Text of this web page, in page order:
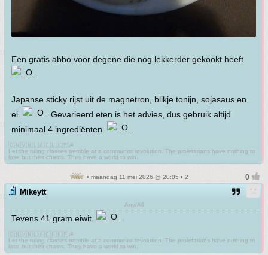
Een gratis abbo voor degene die nog lekkerder gekookt heeft
Japanse sticky rijst uit de magnetron, blikje tonijn, sojasaus en
ei.
Gevarieerd eten is het advies, dus gebruik altijd
minimaal 4 ingrediënten.
🇨🇳🇻🇳🇱🇦🇨🇺🇰🇵☭
Let the ruling classes tremble at a communist revolution. The proletarians have nothing to
lose but their chains. They have a world to win.
• maandag 11 mei 2026 @ 20:05 • 2
Mikeytt
Any/All
Tevens 41 gram eiwit.
🇨🇳🇻🇳🇱🇦🇨🇺🇰🇵☭
Let the ruling classes tremble at a communist revolution. The proletarians have nothing to
lose but their chains. They have a world to win.